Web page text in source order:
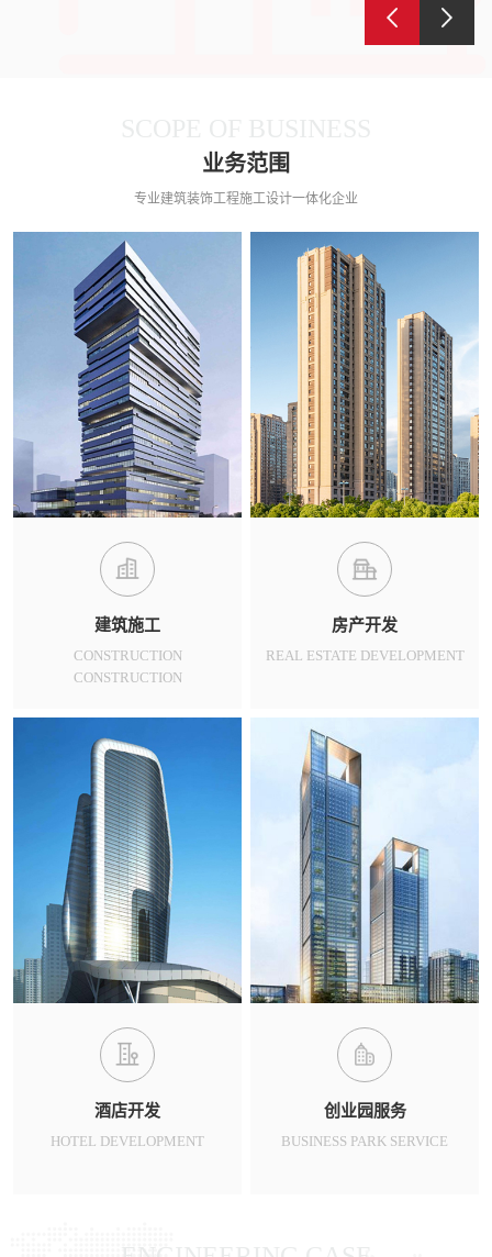
业务范围
专业建筑装饰工程施工设计一体化企业
建筑施工
CONSTRUCTION
CONSTRUCTION
房产开发
REAL ESTATE DEVELOPMENT
酒店开发
HOTEL DEVELOPMENT
创业园服务
BUSINESS PARK SERVICE